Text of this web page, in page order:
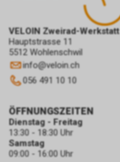
VELOIN Zweirad-Werkstatt
Hauptstrasse 11
5512 Wohlenschwil
info@veloin.ch
056 491 10 10
ÖFFNUNGSZEITEN
Dienstag - Freitag
13:30 - 18:30 Uhr
Samstag
09:00 - 16:00 Uhr